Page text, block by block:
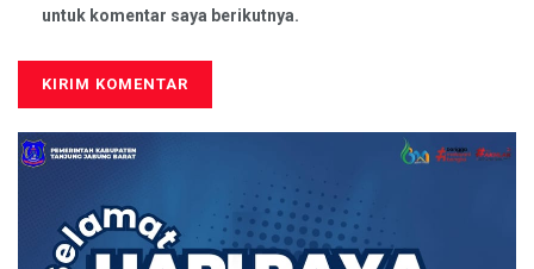
untuk komentar saya berikutnya.